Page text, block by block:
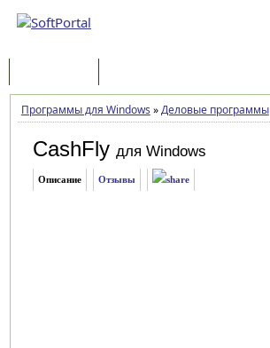
Программы для Windows »Деловые программы
CashFly для Windows
Описание Отзывы